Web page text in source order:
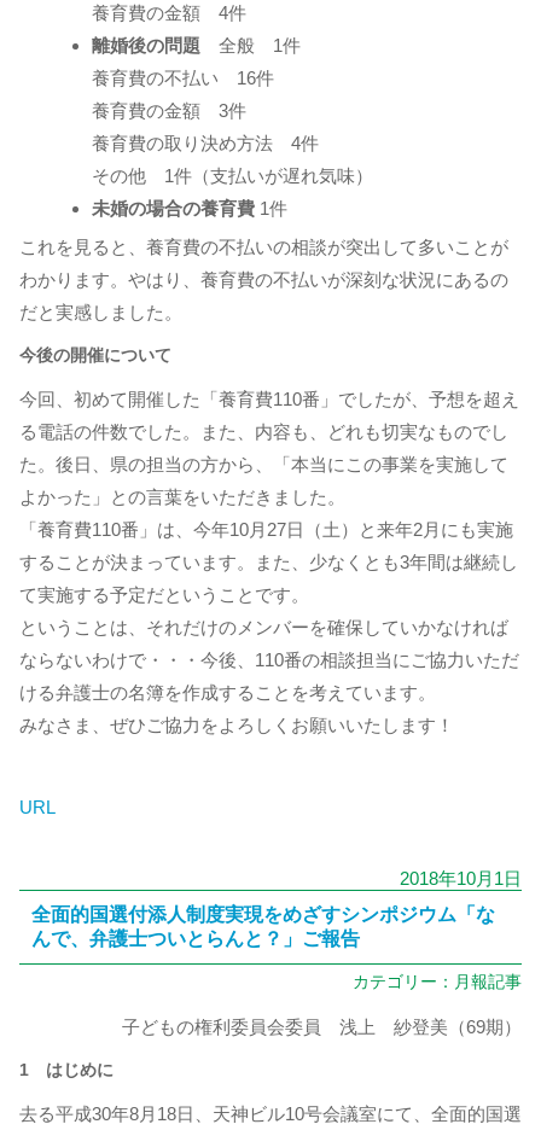
養育費の金額 4件
離婚後の問題 全般 1件
養育費の不払い 16件
養育費の金額 3件
養育費の取り決め方法 4件
その他 1件（支払いが遅れ気味）
未婚の場合の養育費 1件
これを見ると、養育費の不払いの相談が突出して多いことが
わかります。やはり、養育費の不払いが深刻な状況にあるの
だと実感しました。
今後の開催について
今回、初めて開催した「養育費110番」でしたが、予想を超え
る電話の件数でした。また、内容も、どれも切実なものでし
た。後日、県の担当の方から、「本当にこの事業を実施して
よかった」との言葉をいただきました。
「養育費110番」は、今年10月27日（土）と来年2月にも実施
することが決まっています。また、少なくとも3年間は継続し
て実施する予定だということです。
ということは、それだけのメンバーを確保していかなければ
ならないわけで・・・今後、110番の相談担当にご協力いただ
ける弁護士の名簿を作成することを考えています。
みなさま、ぜひご協力をよろしくお願いいたします！
URL
2018年10月1日
全面的国選付添人制度実現をめざすシンポジウム「な
んで、弁護士ついとらんと？」ご報告
カテゴリー： 月報記事
子どもの権利委員会委員 浅上 紗登美（69期）
1 はじめに
去る平成30年8月18日、天神ビル10号会議室にて、全面的国選